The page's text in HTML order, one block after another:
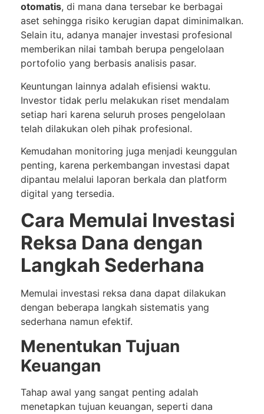
otomatis, di mana dana tersebar ke berbagai
aset sehingga risiko kerugian dapat diminimalkan.
Selain itu, adanya manajer investasi profesional
memberikan nilai tambah berupa pengelolaan
portofolio yang berbasis analisis pasar.
Keuntungan lainnya adalah efisiensi waktu.
Investor tidak perlu melakukan riset mendalam
setiap hari karena seluruh proses pengelolaan
telah dilakukan oleh pihak profesional.
Kemudahan monitoring juga menjadi keunggulan
penting, karena perkembangan investasi dapat
dipantau melalui laporan berkala dan platform
digital yang tersedia.
Cara Memulai Investasi
Reksa Dana dengan
Langkah Sederhana
Memulai investasi reksa dana dapat dilakukan
dengan beberapa langkah sistematis yang
sederhana namun efektif.
Menentukan Tujuan
Keuangan
Tahap awal yang sangat penting adalah
menetapkan tujuan keuangan, seperti dana